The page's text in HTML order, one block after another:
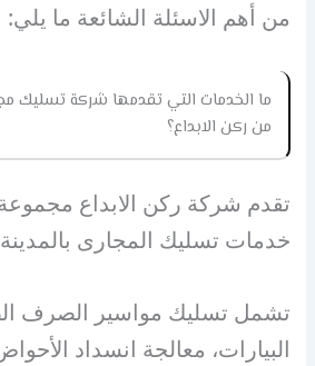
من أهم الاسئلة الشائعة ما يلي:
ما الخدمات التي تقدمها شركة تسليك
من ركن الابداع؟
تقدم شركة ركن الابداع
خدمات تسليك المجارى بالمدينة
تشمل تسليك مواسير الصرف
البيارات، معالجة انسداد